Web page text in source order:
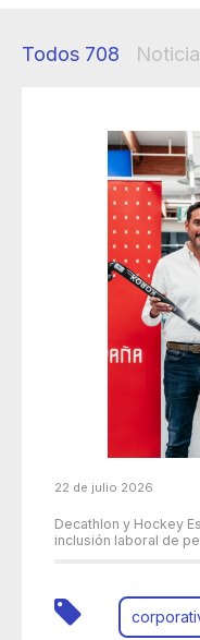
Todos 708
22 de julio 2026
Decathlon y Hockey
inclusión laboral de